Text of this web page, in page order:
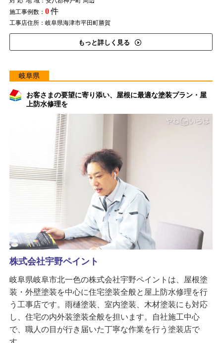
施工事例数： 0件
工事店住所：岐阜県海津市平田町勝賀
もっと詳しく見る
岐阜県
お客さまの要望に寄り添い、屋根に最適な塗装プラン・屋
上防水修理を
株式会社宇野ペイント
岐阜県岐阜市北一色の株式会社宇野ペイントは、屋根塗
装・外壁塗装を中心に住宅塗装全般と屋上防水修理を行
う工事店です。雨樋塗装、室内塗装、木材塗装にも対応
し、住宅の内外装塗装全般を担います。自社施工中心
で、職人の目が行き届いた丁寧な作業を行う塗装店で